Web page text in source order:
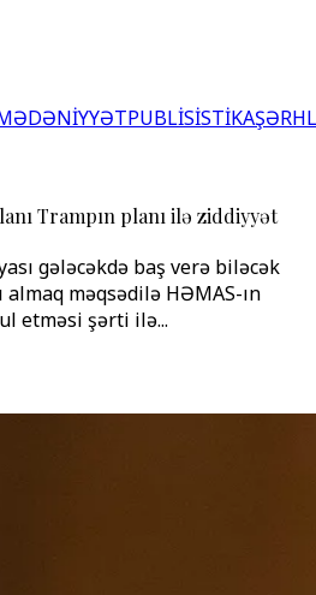
PUBLİSİSTİKA
Trampın planı ilə ziddiyyət
gələcəkdə baş verə biləcək
almaq məqsədilə HƏMAS-ın
etməsi şərti ilə...